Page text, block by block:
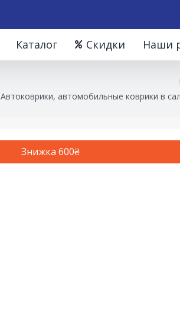
Каталог Скидки Наши
Автоковрики, автомобильные коврики в
Знижка 600₴